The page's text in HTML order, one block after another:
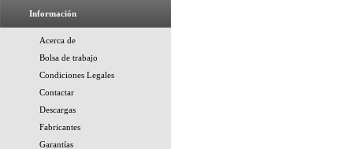
Información
Acerca de
Bolsa de trabajo
Condiciones Legales
Contactar
Descargas
Fabricantes
Garantías